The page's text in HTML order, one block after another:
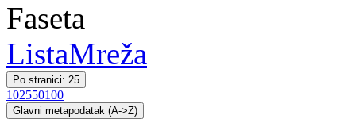
Faseta
ListaMreža
Po stranici: 25
102550100
Glavni metapodatak (A->Z)